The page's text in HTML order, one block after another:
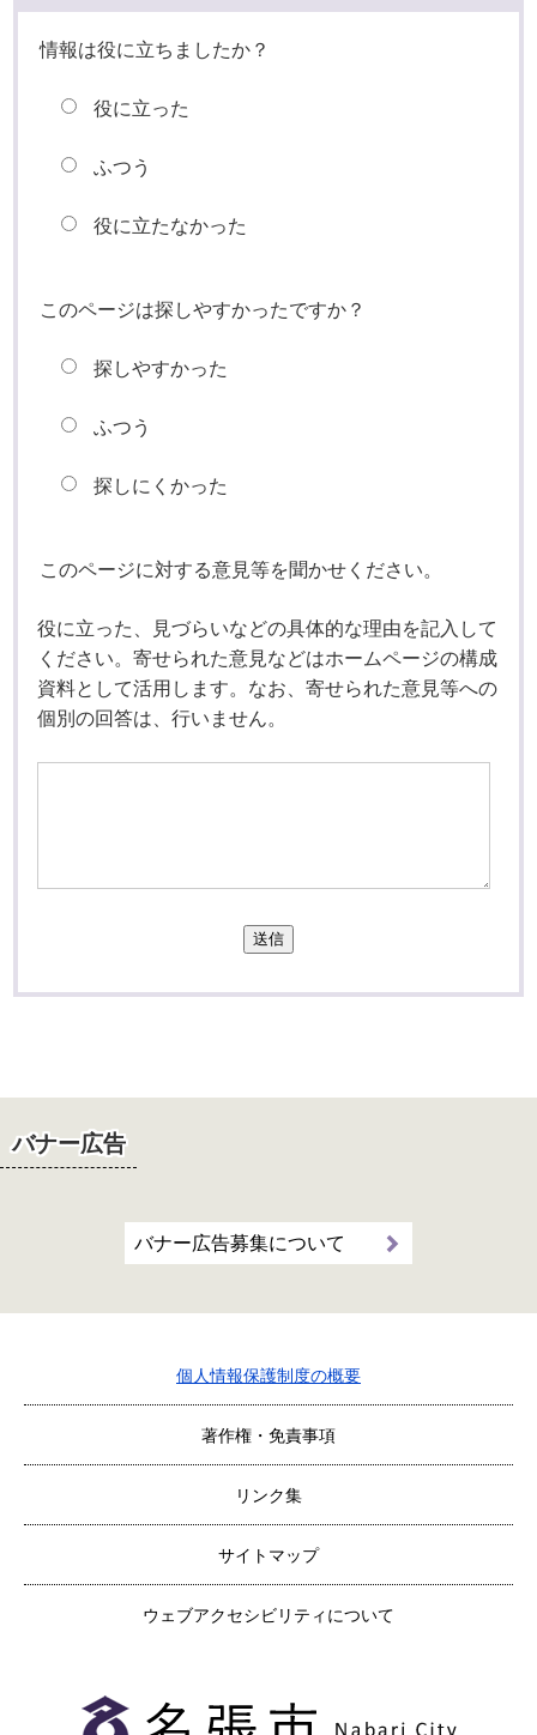
情報は役に立ちましたか？
役に立った
ふつう
役に立たなかった
このページは探しやすかったですか？
探しやすかった
ふつう
探しにくかった
このページに対する意見等を聞かせください。
役に立った、見づらいなどの具体的な理由を記入して
ください。寄せられた意見などはホームページの構成
資料として活用します。なお、寄せられた意見等への
個別の回答は、行いません。
送信
バナー広告
バナー広告募集について
個人情報保護制度の概要
著作権・免責事項
リンク集
サイトマップ
ウェブアクセシビリティについて